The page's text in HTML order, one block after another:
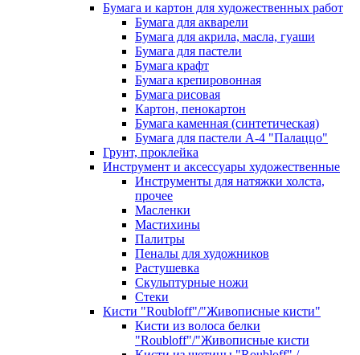
Бумага и картон для художественных работ
Бумага для акварели
Бумага для акрила, масла, гуаши
Бумага для пастели
Бумага крафт
Бумага крепировонная
Бумага рисовая
Картон, пенокартон
Бумага каменная (синтетическая)
Бумага для пастели А-4 "Палаццо"
Грунт, проклейка
Инструмент и аксессуары художественные
Инструменты для натяжки холста,
прочее
Масленки
Мастихины
Палитры
Пеналы для художников
Растушевка
Скульптурные ножи
Стеки
Кисти "Roubloff"/"Живописные кисти"
Кисти из волоса белки
"Roubloff"/"Живописные кисти